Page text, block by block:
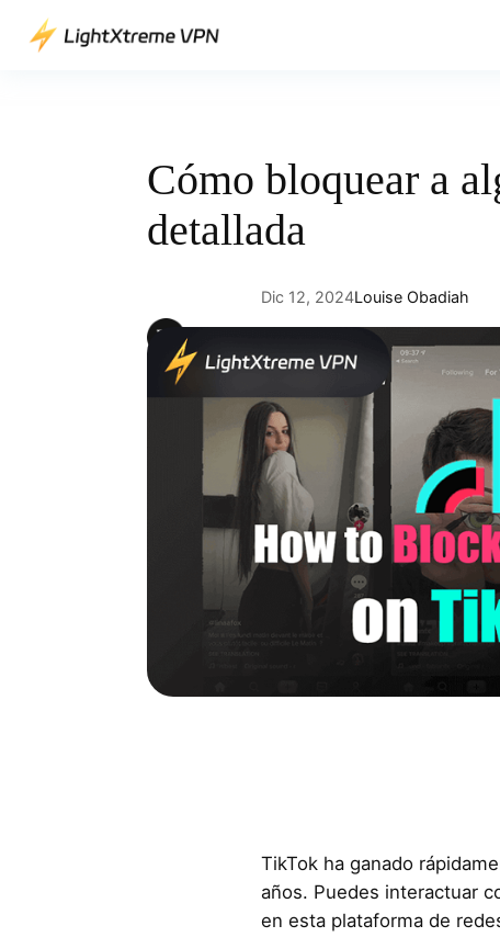
Saltar
Cómo bloquear a
detallada
Dic 12, 2024Louise Obadiah
TikTok ha ganado
años. Puedes interactuar
en esta plataforma de